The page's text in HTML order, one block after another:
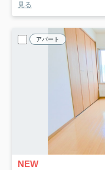
見る
アパート
NEW